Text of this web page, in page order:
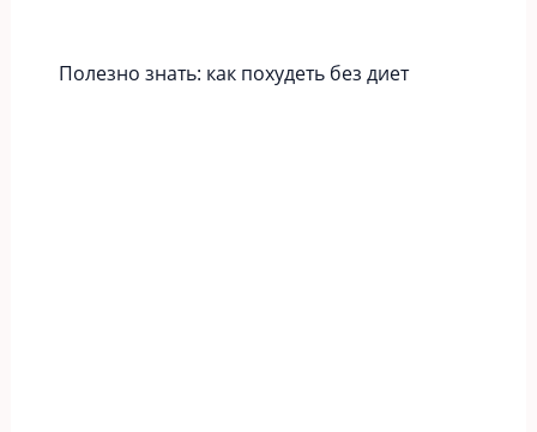
Полезно знать: как похудеть без диет